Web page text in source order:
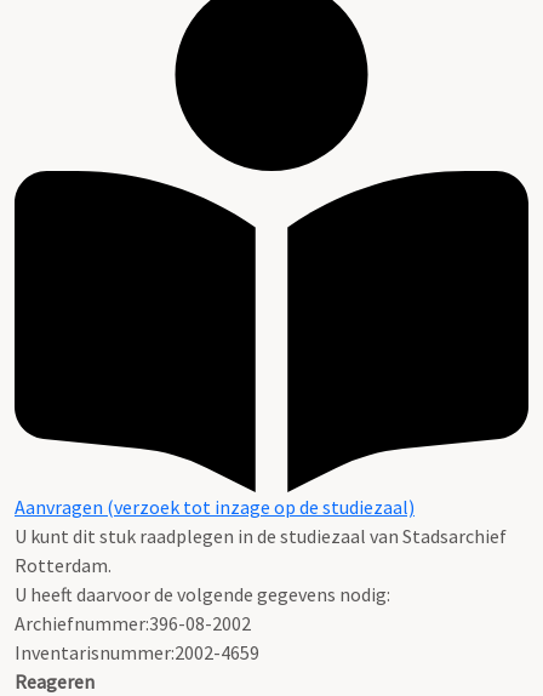
Aanvragen (verzoek tot inzage op de studiezaal)
U kunt dit stuk raadplegen in de studiezaal van Stadsarchief
Rotterdam.
U heeft daarvoor de volgende gegevens nodig:
Archiefnummer:396-08-2002
Inventarisnummer:2002-4659
Reageren